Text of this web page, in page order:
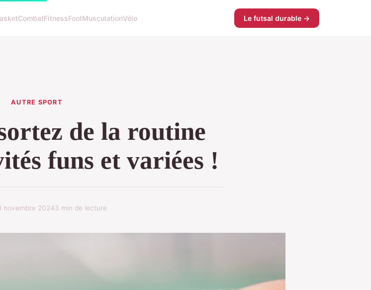
CombatFitnessFootMusculationVélo Le futsal durable →
AUTRE SPORT
de la routine
funs et variées !
novembre 20243 min de lecture